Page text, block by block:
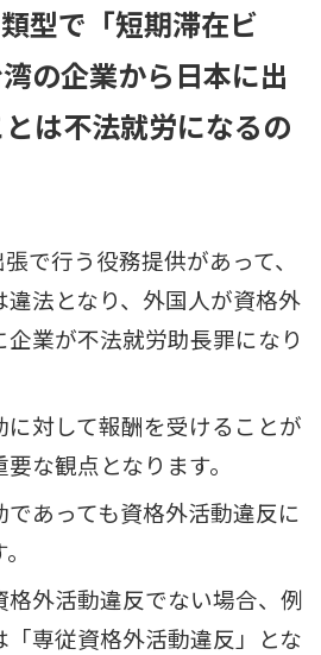
型で「短期滞在ビ
の企業から日本に出
は不法就労になるの
で行う役務提供があって、
法となり、外国人が資格外
業が不法就労助長罪になり
に対して報酬を受けることが
な観点となります。
であっても資格外活動違反に
格外活動違反でない場合、例
「専従資格外活動違反」とな